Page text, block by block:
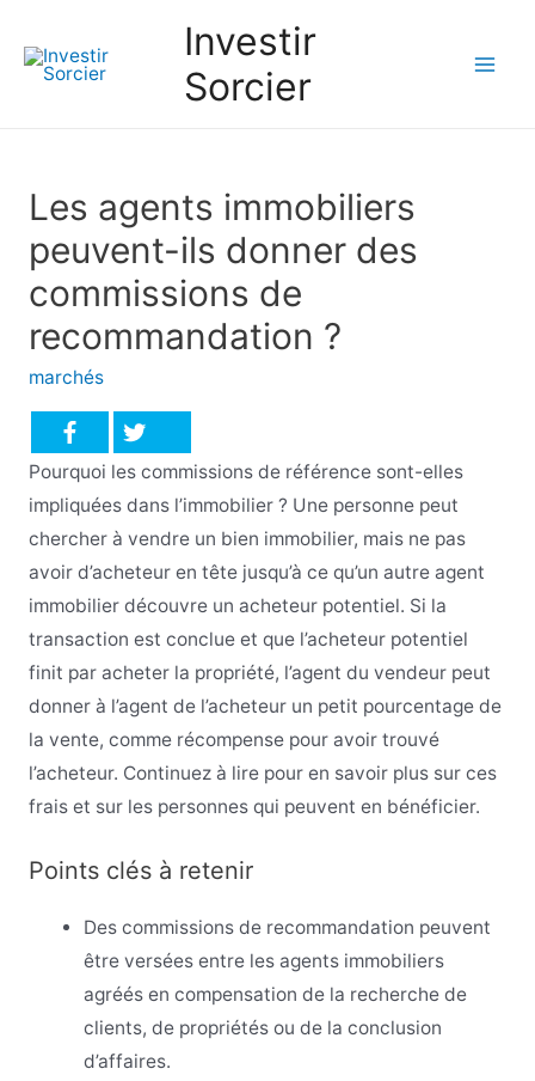
Investir
Sorcier
Les agents immobiliers
peuvent-ils donner des
commissions de
recommandation ?
marchés
Pourquoi les commissions de référence sont-elles
impliquées dans l’immobilier ? Une personne peut
chercher à vendre un bien immobilier, mais ne pas
avoir d’acheteur en tête jusqu’à ce qu’un autre agent
immobilier découvre un acheteur potentiel. Si la
transaction est conclue et que l’acheteur potentiel
finit par acheter la propriété, l’agent du vendeur peut
donner à l’agent de l’acheteur un petit pourcentage de
la vente, comme récompense pour avoir trouvé
l’acheteur. Continuez à lire pour en savoir plus sur ces
frais et sur les personnes qui peuvent en bénéficier.
Points clés à retenir
Des commissions de recommandation peuvent
être versées entre les agents immobiliers
agréés en compensation de la recherche de
clients, de propriétés ou de la conclusion
d’affaires.